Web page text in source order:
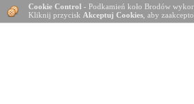
Cookie Control - Podkamień koło Brodów
Kliknij przycisk Akceptuj Cookies , aby